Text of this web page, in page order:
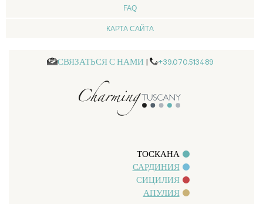
FAQ
КАРТА САЙТА
СВЯЗАТЬСЯ С НАМИ +39.070.513489
ТОСКАНА
САРДИНИЯ
СИЦИЛИЯ
АПУЛИЯ